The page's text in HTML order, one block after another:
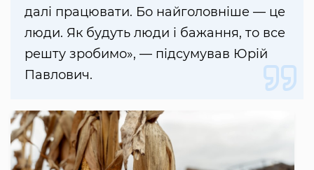
далі працювати. Бо найголовніше — це
люди. Як будуть люди і бажання, то все
решту зробимо», — підсумував Юрій
Павлович.